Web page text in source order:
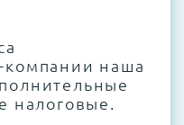
под 100%
для
подсистем
компании наша
налоговые.